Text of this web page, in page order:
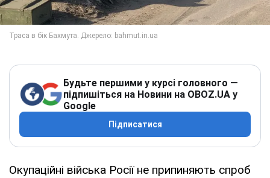
Будьте першими у курсі головного —
підпишіться на Новини на OBOZ.UA у
Google
Підписатися
Окупаційні війська Росії не припиняють спроб